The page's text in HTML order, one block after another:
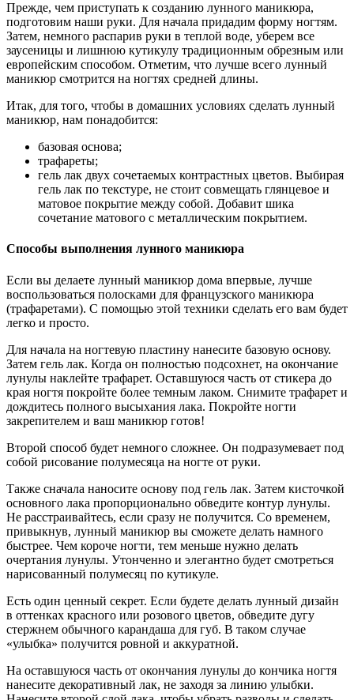
Прежде, чем приступать к созданию лунного маникюра,
подготовим наши руки. Для начала придадим форму ногтям.
Затем, немного распарив руки в теплой воде, уберем все
заусеницы и лишнюю кутикулу традиционным обрезным или
европейским способом. Отметим, что лучше всего лунный
маникюр смотрится на ногтях средней длины.
Итак, для того, чтобы в домашних условиях сделать лунный
маникюр, нам понадобится:
базовая основа;
трафареты;
гель лак двух сочетаемых контрастных цветов. Выбирая
гель лак по текстуре, не стоит совмещать глянцевое и
матовое покрытие между собой. Добавит шика
сочетание матового с металлическим покрытием.
Способы выполнения лунного маникюра
Если вы делаете лунный маникюр дома впервые, лучше
воспользоваться полосками для французского маникюра
(трафаретами). С помощью этой техники сделать его вам будет
легко и просто.
Для начала на ногтевую пластину нанесите базовую основу.
Затем гель лак. Когда он полностью подсохнет, на окончание
лунулы наклейте трафарет. Оставшуюся часть от стикера до
края ногтя покройте более темным лаком. Снимите трафарет и
дождитесь полного высыхания лака. Покройте ногти
закрепителем и ваш маникюр готов!
Второй способ будет немного сложнее. Он подразумевает под
собой рисование полумесяца на ногте от руки.
Также сначала наносите основу под гель лак. Затем кисточкой
основного лака пропорционально обведите контур лунулы.
Не расстраивайтесь, если сразу не получится. Со временем,
привыкнув, лунный маникюр вы сможете делать намного
быстрее. Чем короче ногти, тем меньше нужно делать
очертания лунулы. Утонченно и элегантно будет смотреться
нарисованный полумесяц по кутикуле.
Есть один ценный секрет. Если будете делать лунный дизайн
в оттенках красного или розового цветов, обведите дугу
стержнем обычного карандаша для губ. В таком случае
«улыбка» получится ровной и аккуратной.
На оставшуюся часть от окончания лунулы до кончика ногтя
нанесите декоративный лак, не заходя за линию улыбки.